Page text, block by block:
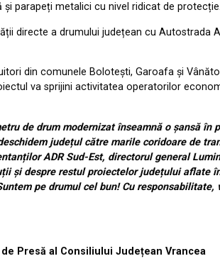
parapeți metalici cu nivel ridicat de protecție.
directe a drumului județean cu Autostrada
din comunele Bolotești, Garoafa și
va sprijini activitatea operatorilor
de drum modernizat înseamnă o șansă
județul către marile coridoare de
ADR Sud-Est, directorul general
și despre restul proiectelor județului
pe drumul cel bun! Cu responsabilitate,
de Presă al Consiliului Județean Vrancea